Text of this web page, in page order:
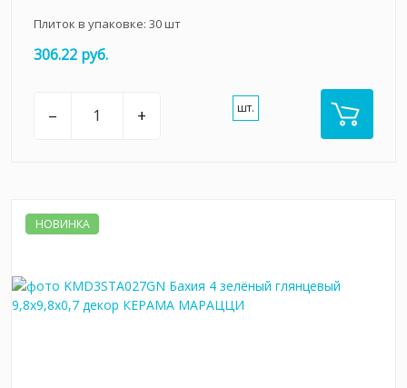
Плиток в упаковке: 30шт
306.22 руб.
– + шт.
НОВИНКА